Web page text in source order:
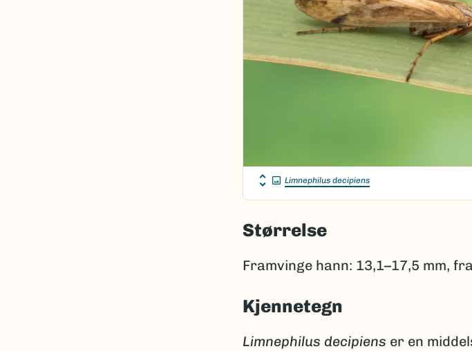
Limnephilus decipiens
Størrelse
Framvinge hann: 13,1–17,5 mm,
Kjennetegn
Limnephilus decipiens er en